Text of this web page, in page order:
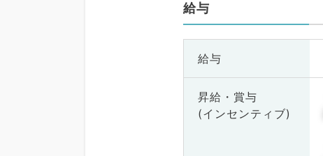
給与
給与
昇給・賞与
(インセンティブ)